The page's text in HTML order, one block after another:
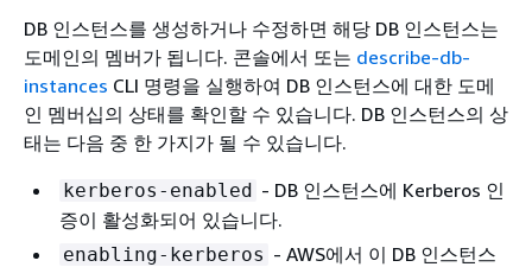
DB 인스턴스를 생성하거나 수정하면 해당 DB 인스턴스는
도메인의 멤버가 됩니다. 콘솔에서 또는 describe-db-
instances CLI 명령을 실행하여 DB 인스턴스에 대한 도메
인 멤버십의 상태를 확인할 수 있습니다. DB 인스턴스의 상
태는 다음 중 한 가지가 될 수 있습니다.
kerberos-enabled - DB 인스턴스에 Kerberos 인
증이 활성화되어 있습니다.
enabling-kerberos - AWS에서 이 DB 인스턴스